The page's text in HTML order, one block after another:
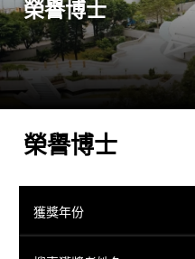
榮譽博士
榮譽博士
獲獎年份